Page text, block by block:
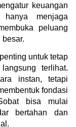
keuangan
menjaga
peluang
untuk tetap
terlihat.
instan, tetapi
fondasi
bisa mulai
bertahan dan